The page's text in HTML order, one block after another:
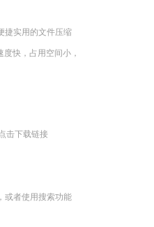
捷实用的文件压缩
快，占用空间小，
击下载链接
或者使用搜索功能